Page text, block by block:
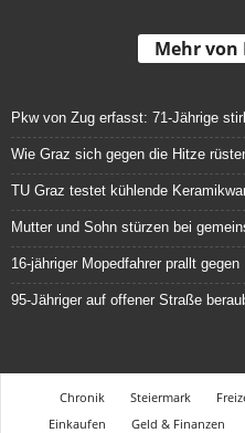
Mehr von
Pkw von Zug erfasst: 71-Jährige
Wie Graz sich gegen die Hitze
TU Graz testet kühlende
Mutter und Sohn stürzen bei
16-jähriger Mopedfahrer prallt
95-Jähriger auf offener Straße
Chronik Steiermark
Einkaufen
Geld & Finanzen